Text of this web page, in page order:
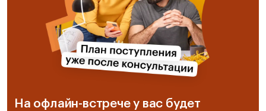
На офлайн-встрече у вас будет